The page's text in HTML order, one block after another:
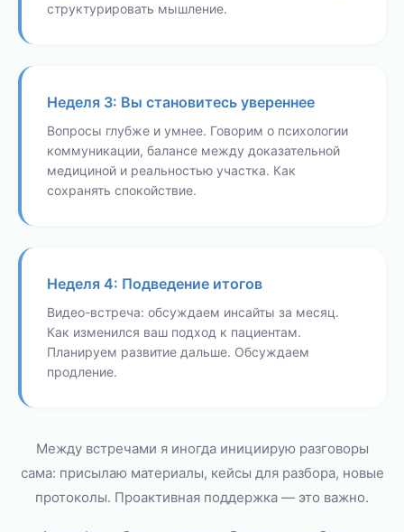
структурировать мышление.
Неделя 3: Вы становитесь увереннее
Вопросы глубже и умнее. Говорим о психологии
коммуникации, балансе между доказательной
медициной и реальностью участка. Как
сохранять спокойствие.
Неделя 4: Подведение итогов
Видео-встреча: обсуждаем инсайты за месяц.
Как изменился ваш подход к пациентам.
Планируем развитие дальше. Обсуждаем
продление.
Между встречами я иногда инициирую разговоры
сама: присылаю материалы, кейсы для разбора, новые
протоколы. Проактивная поддержка — это важно.